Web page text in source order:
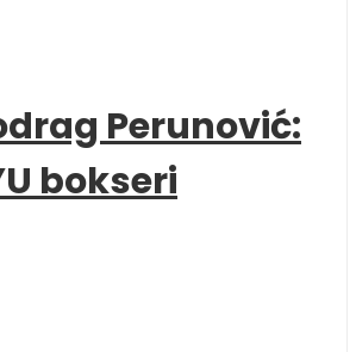
Perunović:
bokseri